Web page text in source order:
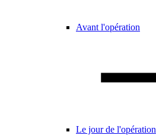
Avant l'opération
Le jour de l'opération